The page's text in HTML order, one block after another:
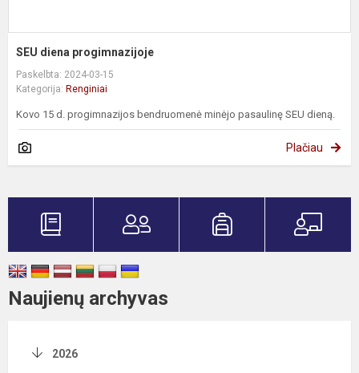
SEU diena progimnazijoje
Paskelbta: 2024-03-15
Kategorija: Renginiai
Kovo 15 d. progimnazijos bendruomenė minėjo pasaulinę SEU dieną.
Plačiau
Naujienų archyvas
2026